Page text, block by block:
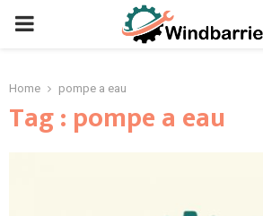
PRIMARY
Home pompe a eau
Tag : pompe a eau